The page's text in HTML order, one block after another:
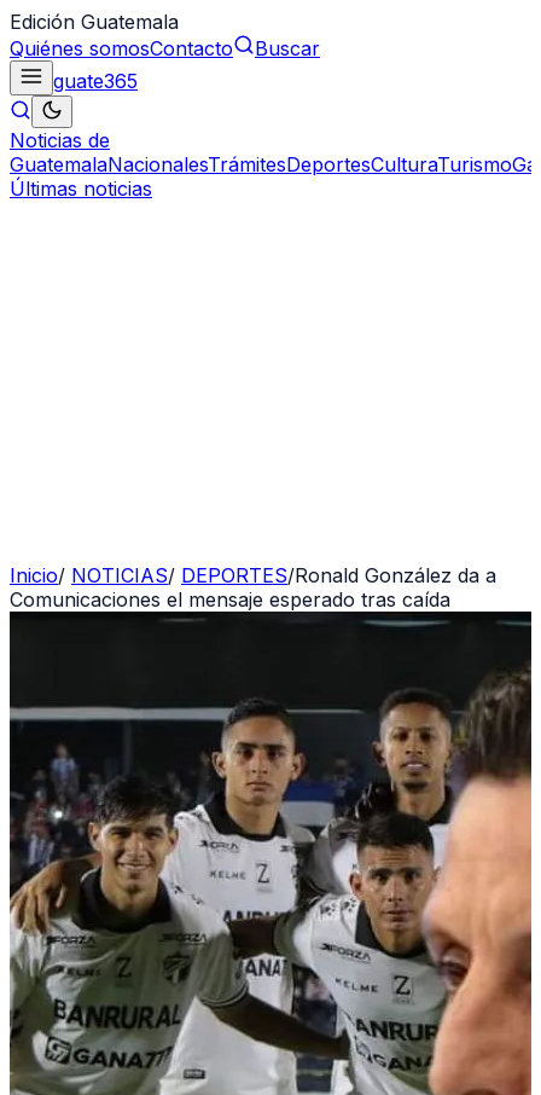
Edición Guatemala
Quiénes somosContacto
Buscar
guate365
Noticias de
GuatemalaNacionalesTrámitesDeportesCulturaTurismo
Últimas noticias
Inicio/ NOTICIAS/ DEPORTES/Ronald González da a
Comunicaciones el mensaje esperado tras caída